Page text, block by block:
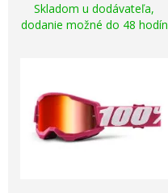
Skladom u dodávateľa,
dodanie možné do 48 hodín